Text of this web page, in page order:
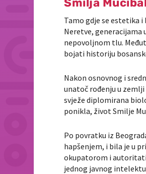
Smilja
Tamo gdje se estetika
Neretve, generacijama
nepovoljnom tlu.
bojati historiju
Nakon osnovnog i
unatoč rođenju u
svježe diplomirana
ponikla, život Smilje
Po povratku iz
hapšenjem, i bila je u
okupatorom i
jednog javnog